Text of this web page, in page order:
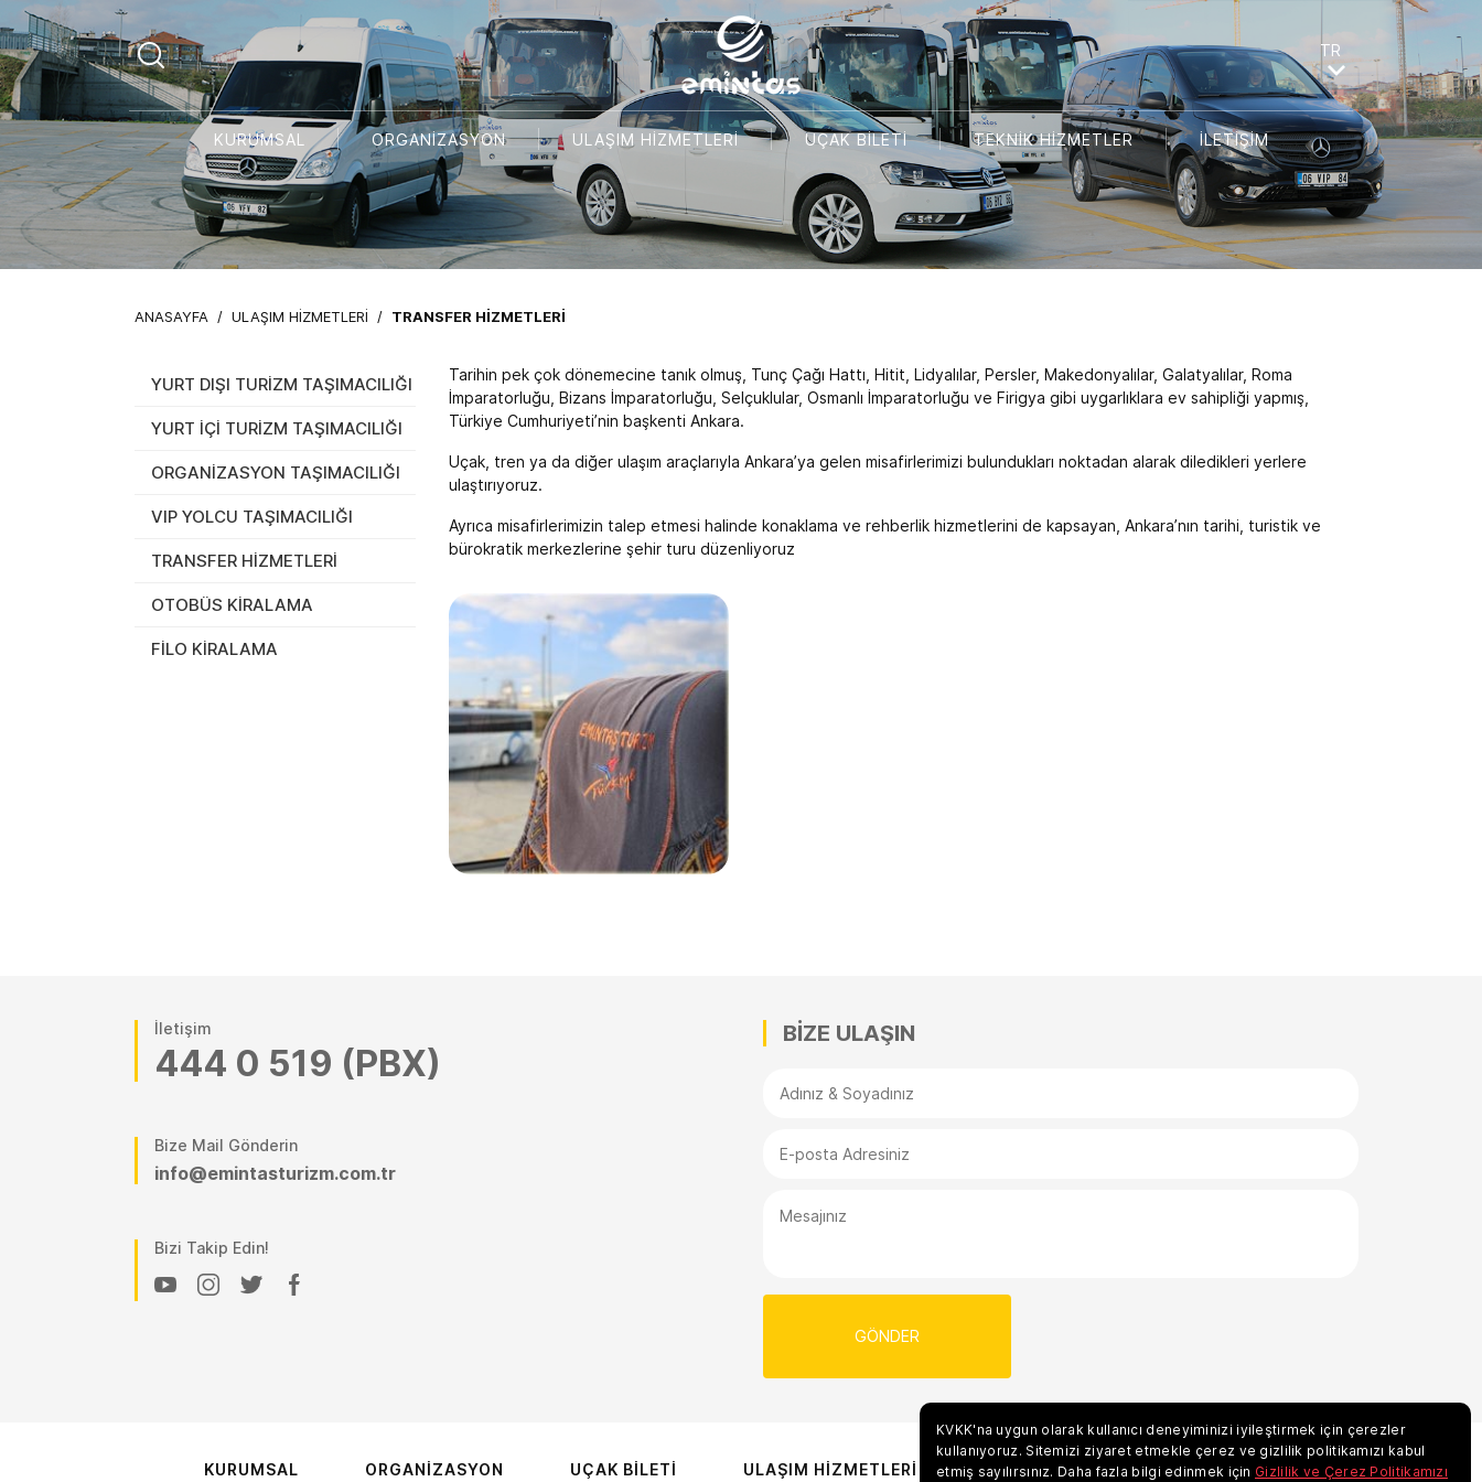
KURUMSAL ORGANİZASYON ULAŞIM HİZMETLERİ UÇAK BİLETİ TEKNİK HİZMETLER İLETİŞİM
ANASAYFA / ULAŞIM HİZMETLERİ / TRANSFER HİZMETLERİ
YURT DIŞI TURİZM TAŞIMACILIĞI
YURT İÇİ TURİZM TAŞIMACILIĞI
ORGANİZASYON TAŞIMACILIĞI
VIP YOLCU TAŞIMACILIĞI
TRANSFER HİZMETLERİ
OTOBÜS KİRALAMA
FİLO KİRALAMA
Tarihin pek çok dönemecine tanık olmuş, Tunç Çağı Hattı, Hitit, Lidyalılar, Persler, Makedonyalılar, Galatyalılar, Roma
İmparatorluğu, Bizans İmparatorluğu, Selçuklular, Osmanlı İmparatorluğu ve Firigya gibi uygarlıklara ev sahipliği yapmış,
Türkiye Cumhuriyeti’nin başkenti Ankara.
Uçak, tren ya da diğer ulaşım araçlarıyla Ankara’ya gelen misafirlerimizi bulundukları noktadan alarak diledikleri yerlere
ulaştırıyoruz.
Ayrıca misafirlerimizin talep etmesi halinde konaklama ve rehberlik hizmetlerini de kapsayan, Ankara’nın tarihi, turistik ve
bürokratik merkezlerine şehir turu düzenliyoruz
İletişim
444 0 519 (PBX)
Bize Mail Gönderin
info@emintasturizm.com.tr
Bizi Takip Edin!
BİZE ULAŞIN
KURUMSAL ORGANİZASYON UÇAK BİLETİ ULAŞIM HİZMETLERİ TEKNİK HİZMETLER İLETİŞİM
KVKK'na uygun olarak kullanıcı deneyiminizi iyileştirmek için çerezler
kullanıyoruz. Sitemizi ziyaret etmekle çerez ve gizlilik politikamızı kabul
etmiş sayılırsınız. Daha fazla bilgi edinmek için Gizlilik ve Çerez Politikamızı